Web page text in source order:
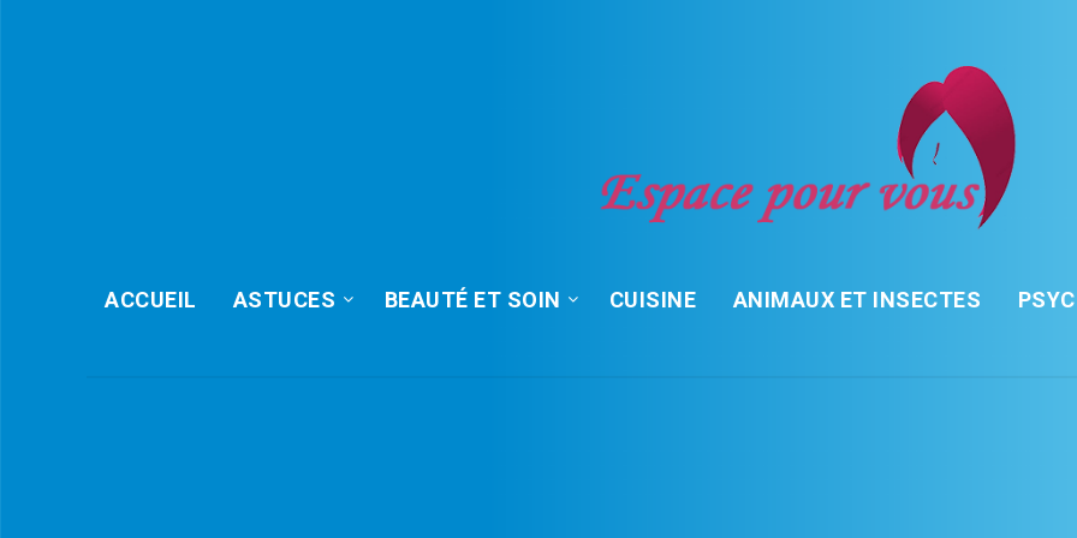
ACCUEIL ASTUCES BEAUTÉ ET SOIN CUISINE ANIMAUX ET INSECTES